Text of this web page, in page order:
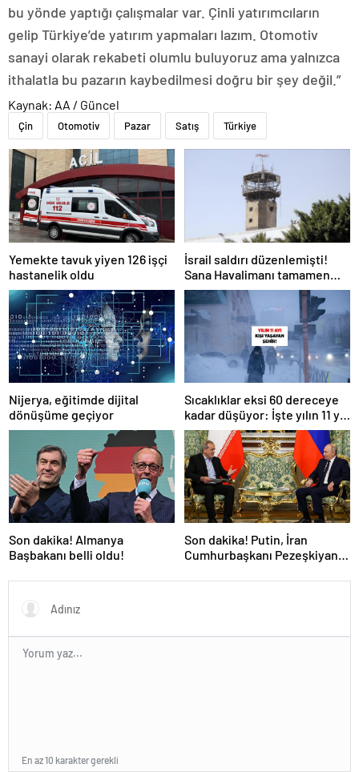
bu yönde yaptığı çalışmalar var. Çinli yatırımcıların
gelip Türkiye’de yatırım yapmaları lazım. Otomotiv
sanayi olarak rekabeti olumlu buluyoruz ama yalnızca
ithalatla bu pazarın kaybedilmesi doğru bir şey değil.”
Kaynak: AA / Güncel
Çin Otomotiv Pazar Satış Türkiye
Yemekte tavuk yiyen 126 işçi
hastanelik oldu
İsrail saldırı düzenlemişti!
Sana Havalimanı tamamen
hizmet dışı kaldı
Nijerya, eğitimde dijital
dönüşüme geçiyor
Sıcaklıklar eksi 60 dereceye
kadar düşüyor: İşte yılın 11 yılı
kışı yaşayan şehir!
Son dakika! Almanya
Başbakanı belli oldu!
Son dakika! Putin, İran
Cumhurbaşkanı Pezeşkiyan
En az 10 karakter gerekli